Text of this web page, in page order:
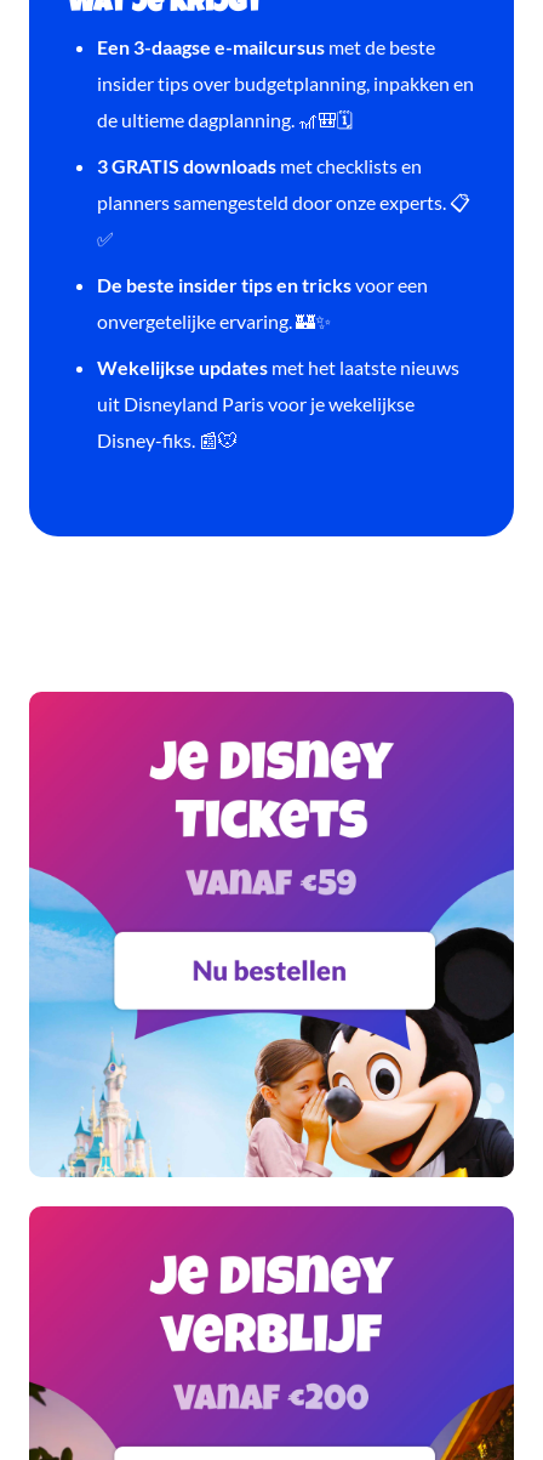
Een 3-daagse e-mailcursus met de beste
insider tips over budgetplanning, inpakken en
de ultieme dagplanning. 🎢🎒🗓️
3 GRATIS downloads met checklists en
planners samengesteld door onze experts. 📋
✅
De beste insider tips en tricksvoor een
onvergetelijke ervaring. 🏰✨
Wekelijkse updates met het laatste nieuws
uit Disneyland Paris voor je wekelijkse
Disney-fiks. 📰🐭